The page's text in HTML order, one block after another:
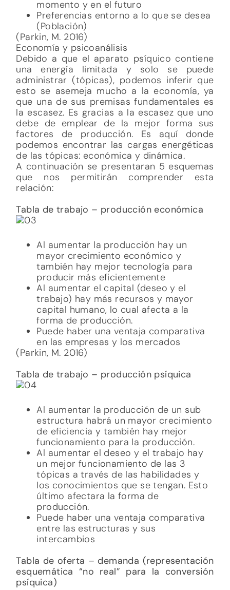
la escasez. Es gracias a la escasez que uno
debe de emplear de la mejor forma sus
factores de producción. Es aquí donde
podemos encontrar las cargas energéticas
de las tópicas: económica y dinámica.
A continuación se presentaran 5 esquemas
que nos permitirán comprender esta
relación:
Tabla de trabajo – producción económica
Al aumentar la producción hay un
mayor crecimiento económico y
también hay mejor tecnología para
producir más eficientemente
Al aumentar el capital (deseo y el
capital humano, lo cual afecta a la
en las empresas y los mercados
(Parkin, M. 2016)
Tabla de trabajo – producción psíquica
Al aumentar la producción de un sub
estructura habrá un mayor crecimiento
de eficiencia y también hay mejor
funcionamiento para la producción.
Al aumentar el deseo y el trabajo hay
tópicas a través de las habilidades y
producción.
Puede haber una ventaja comparativa
entre las estructuras y sus
intercambios
Tabla de oferta – demanda (representación
esquemática “no real” para la conversión
psíquica)
La oportunidad de adquirir algo
oferta y demanda dependen de lo que
se encuentre en los mercados/ las
empresas (Parkin, M. 2016).